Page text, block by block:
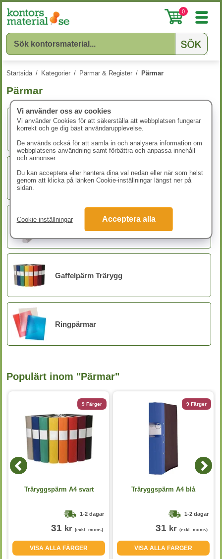
0
Startsida / Kategorier / Pärmar & Register / Pärmar
Pärmar
Arkivpärmar
Gaffelpärm Metall
Gaffelpärm Trärygg
Ringpärmar
Populärt inom "Pärmar"
9 Färger
Träryggspärm A4 svart
1-2 dagar
31 kr (exkl. moms)
VISA ALLA FÄRGER
9 Färger
Träryggspärm A4 blå
1-2 dagar
31 kr (exkl. moms)
VISA ALLA FÄRGER
Vi använder oss av cookies
Vi använder Cookies för att säkerställa att webbplatsen fungerar
korrekt och ge dig bäst användarupplevelse.
De används också för att samla in och analysera information om
webbplatsens användning samt förbättra och anpassa innehåll
och annonser.
Du kan acceptera eller hantera dina val nedan eller när som helst
genom att klicka på länken Cookie-inställningar längst ner på
sidan.
Cookie-inställningar Acceptera alla